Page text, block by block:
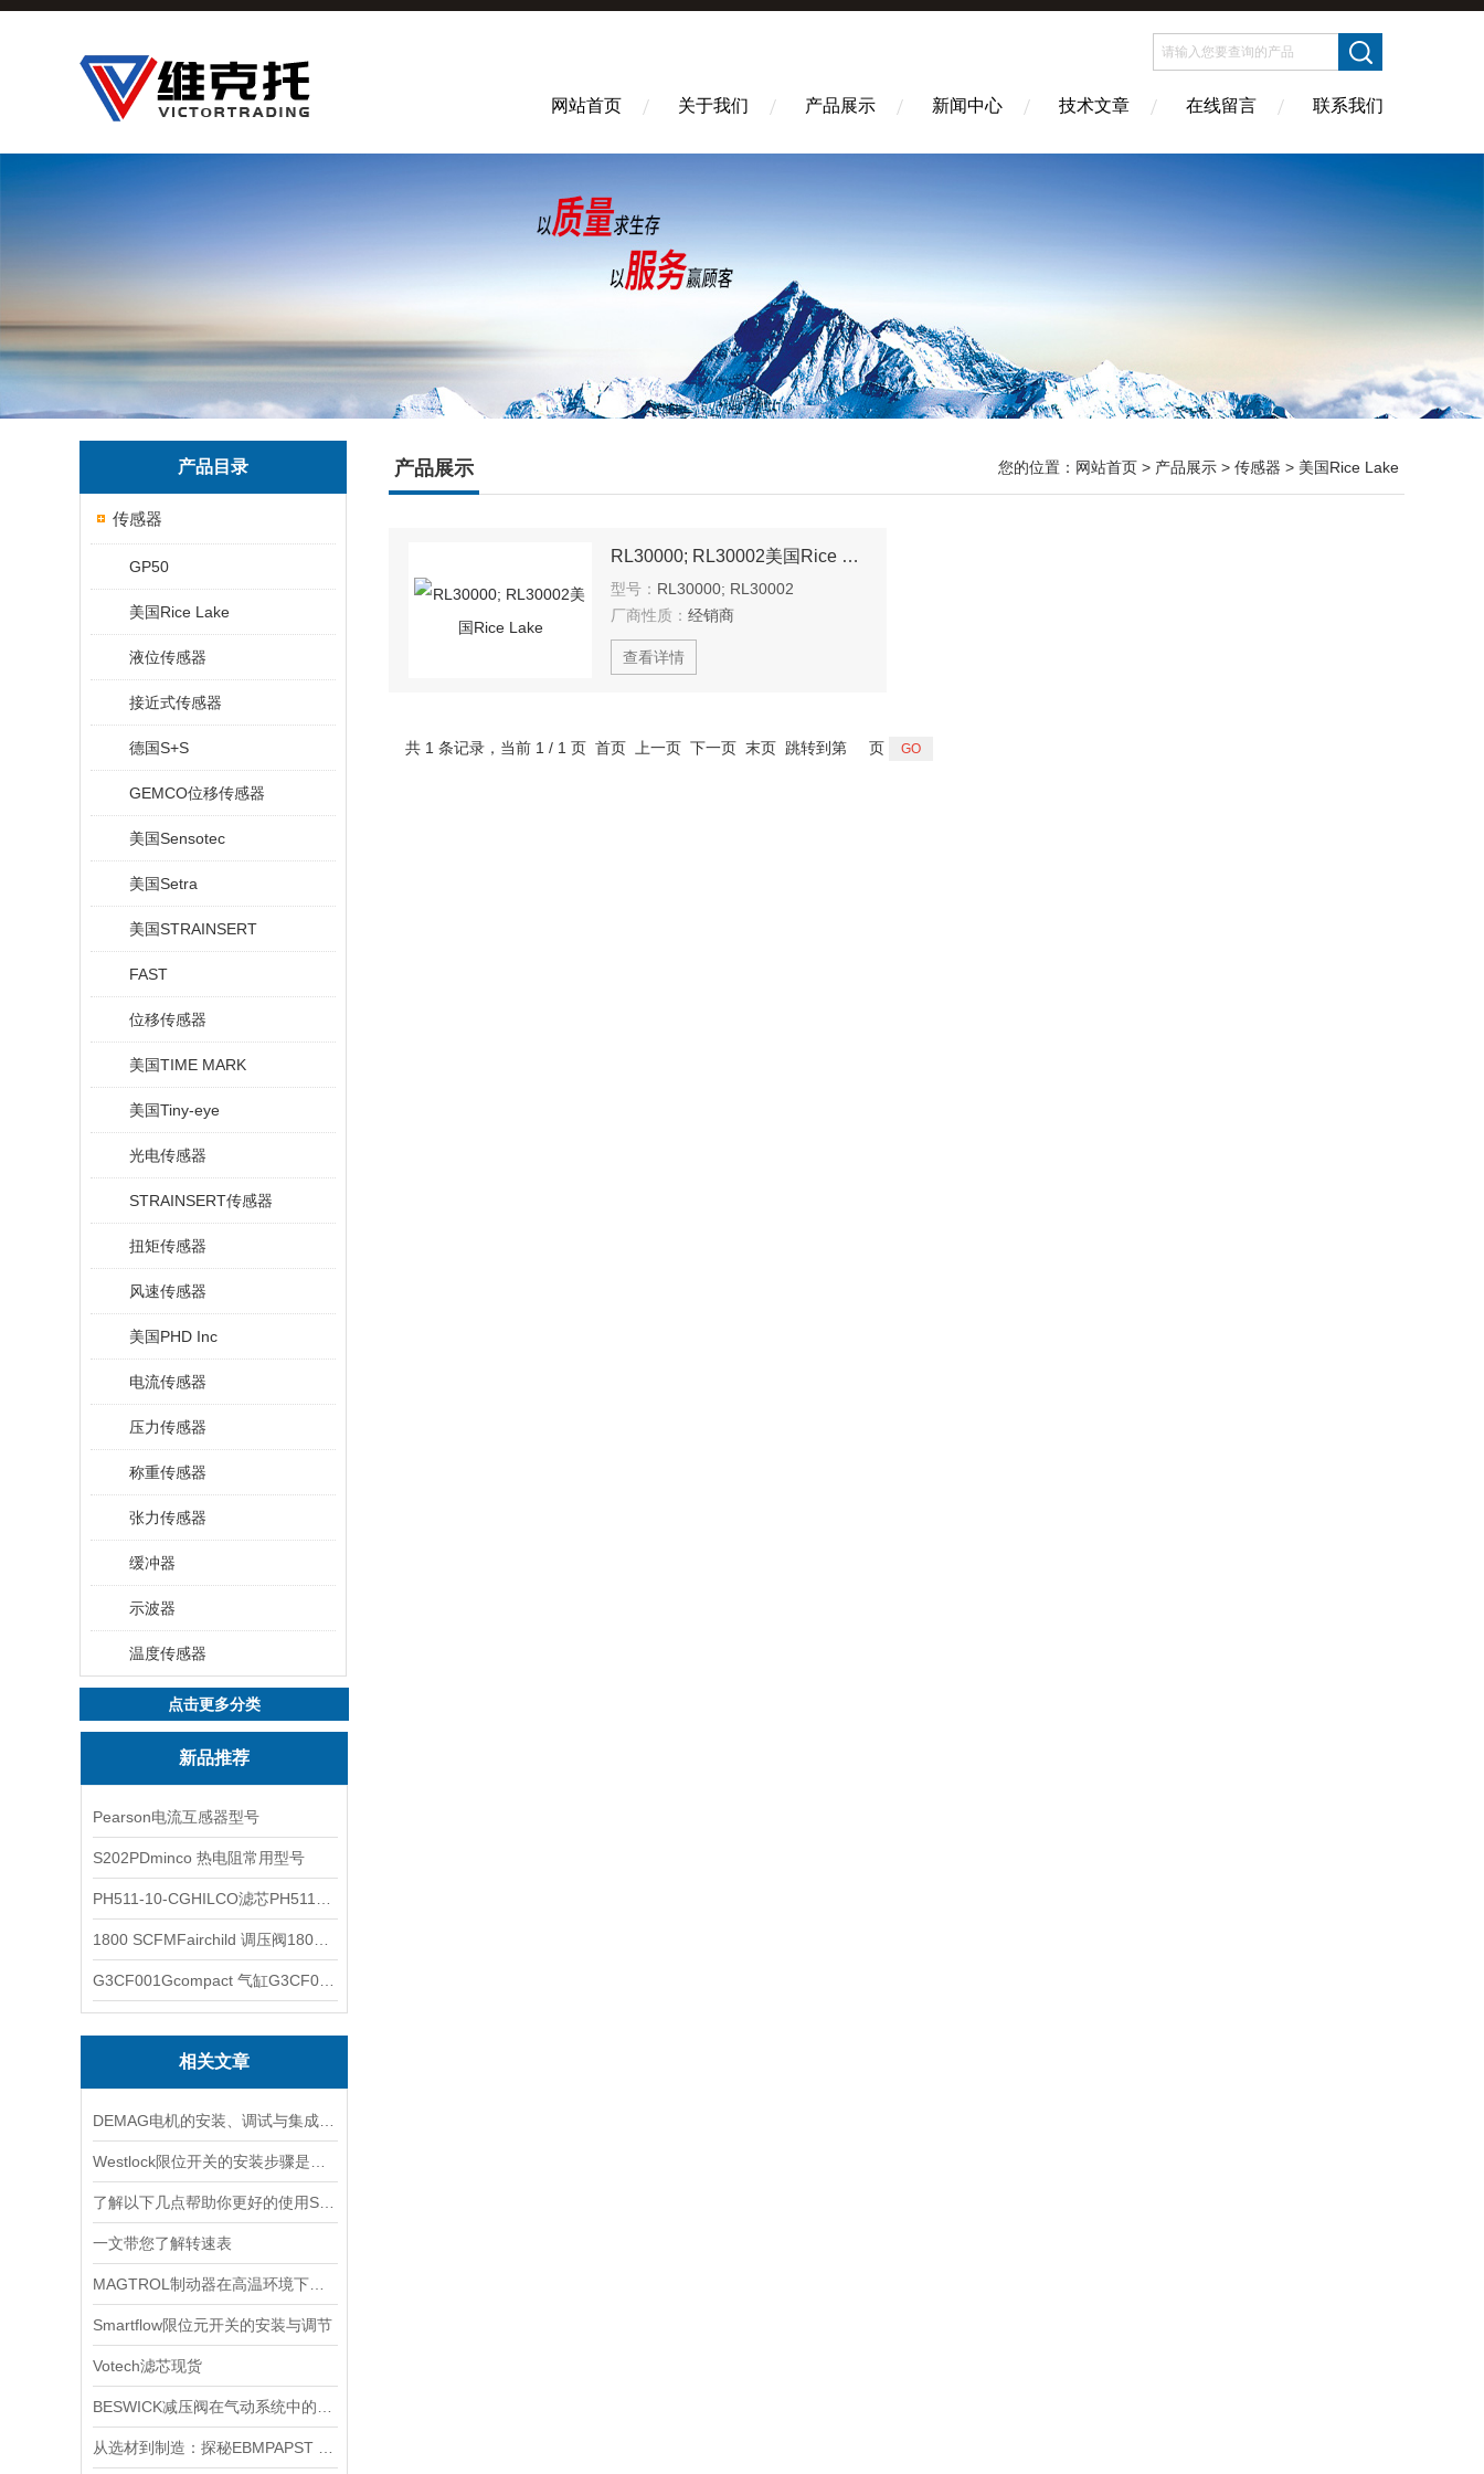
网站首页 关于我们 产品展示 新闻中心 技术文章 在线留言 联系我们
产品目录
传感器
GP50
美国Rice Lake
液位传感器
接近式传感器
德国S+S
GEMCO位移传感器
美国Sensotec
美国Setra
美国STRAINSERT
FAST
位移传感器
美国TIME MARK
美国Tiny-eye
光电传感器
STRAINSERT传感器
扭矩传感器
风速传感器
美国PHD Inc
电流传感器
压力传感器
称重传感器
张力传感器
缓冲器
示波器
温度传感器
点击更多分类
新品推荐
Pearson电流互感器型号
S202PDminco 热电阻常用型号
相关文章
一文带您了解转速表
Smartflow限位元开关的安装与调节
Votech滤芯现货
产品展示 您的位置： 网站首页 > 产品展示 > 传感器 > 美国Rice Lake
RL30000; RL30002美国Rice Lake
型号： RL30000; RL30002
厂商性质： 经销商
查看详情
共 1 条记录，当前 1 / 1 页 首页 上一页 下一页 末页 跳转到第 页